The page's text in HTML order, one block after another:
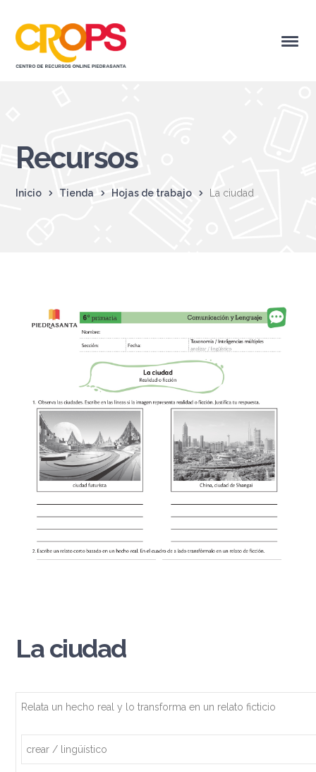
Recursos
Inicio Tienda Hojas de trabajo La ciudad
La ciudad
Relata un hecho real y lo transforma en un relato ficticio
crear / lingüístico